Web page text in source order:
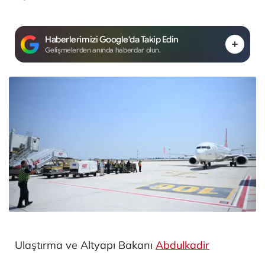
Haberlerimizi Google'da Takip Edin
Gelişmelerden anında haberdar olun.
Ulaştırma ve Altyapı Bakanı Abdulkadir